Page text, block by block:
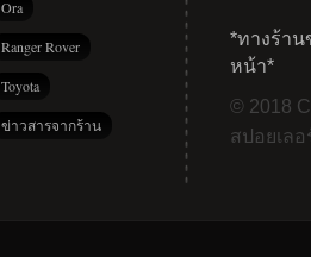
Ora
Ranger Rover
Toyota
ข่าวสารจากร้าน
*ทางร้าน
หน้า*
© 2018
สปอยเล